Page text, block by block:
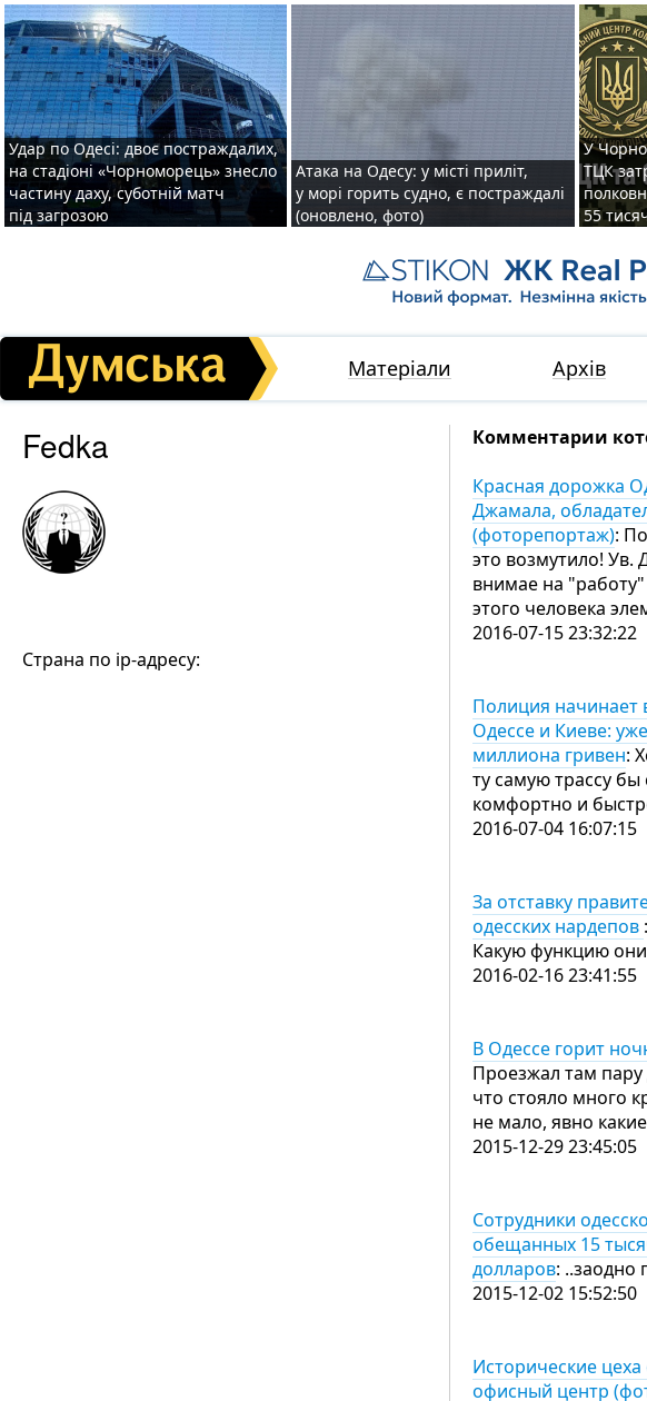
Удар по Одесі: двоє постраждалих,
на стадіоні «Чорноморець» знесло
частину даху, суботній матч
під загрозою
Атака на Одесу: у місті приліт,
у морі горить судно, є постраждалі
(оновлено, фото)
У
ТЦК
55
Матеріали Архів
Fedka
Страна по ip-адресу:
Комментарии
Красная дорожка
Джамала,
(фоторепортаж):
это возмутило! Ув.
внимае на
этого человека
2016-07-15 23:32:22
Полиция
Одессе и Киеве:
миллиона гривен:
ту самую трассу
комфортно и
2016-07-04 16:07:15
За отставку
одесских нардепов
Какую функцию они
2016-02-16 23:41:55
В Одессе горит
Проезжал там
что стояло много
не мало, явно
2015-12-29 23:45:05
Сотрудники
обещанных 15
долларов: ..заодно
2015-12-02 15:52:50
Исторические цеха
офисный центр